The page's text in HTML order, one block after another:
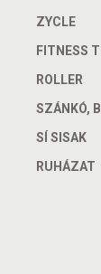
ZYCLE
FITNESS
ROLLER
SZÁNKÓ,
SÍ SISAK
RUHÁZAT